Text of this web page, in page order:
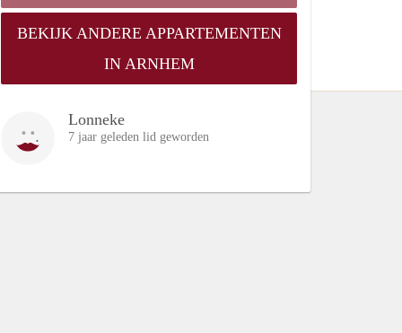
BEKIJK ANDERE APPARTEMENTEN
IN ARNHEM
Lonneke
7 jaar geleden lid geworden